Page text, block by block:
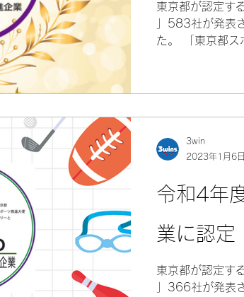
東京都が認定す
」583社が発表
た。 「東京都ス
のです。認定さ
令和4年
業に認定
東京都が認定す
」366社が発表
3win
2023年1月6日